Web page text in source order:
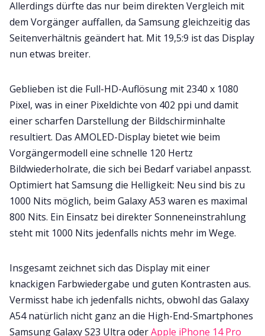
Allerdings dürfte das nur beim direkten Vergleich mit
dem Vorgänger auffallen, da Samsung gleichzeitig das
Seitenverhältnis geändert hat. Mit 19,5:9 ist das Display
nun etwas breiter.
Geblieben ist die Full-HD-Auflösung mit 2340 x 1080
Pixel, was in einer Pixeldichte von 402 ppi und damit
einer scharfen Darstellung der Bildschirminhalte
resultiert. Das AMOLED-Display bietet wie beim
Vorgängermodell eine schnelle 120 Hertz
Bildwiederholrate, die sich bei Bedarf variabel anpasst.
Optimiert hat Samsung die Helligkeit: Neu sind bis zu
1000 Nits möglich, beim Galaxy A53 waren es maximal
800 Nits. Ein Einsatz bei direkter Sonneneinstrahlung
steht mit 1000 Nits jedenfalls nichts mehr im Wege.
Insgesamt zeichnet sich das Display mit einer
knackigen Farbwiedergabe und guten Kontrasten aus.
Vermisst habe ich jedenfalls nichts, obwohl das Galaxy
A54 natürlich nicht ganz an die High-End-Smartphones
Samsung Galaxy S23 Ultra oderApple iPhone 14 Pro